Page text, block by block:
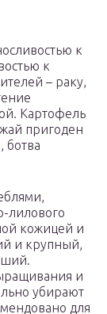
к
к
– раку,
Картофель
пригоден
ботва
лилового
кожицей и
и крупный,
и
убирают
для